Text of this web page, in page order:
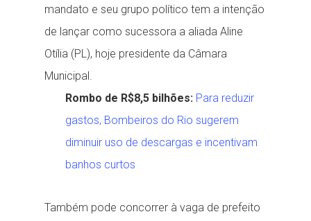
mandato e seu grupo político tem a intenção
de lançar como sucessora a aliada Aline
Otília (PL), hoje presidente da Câmara
Municipal.
Rombo de R$8,5 bilhões: Para reduzir
gastos, Bombeiros do Rio sugerem
diminuir uso de descargas e incentivam
banhos curtos
Também pode concorrer à vaga de prefeito